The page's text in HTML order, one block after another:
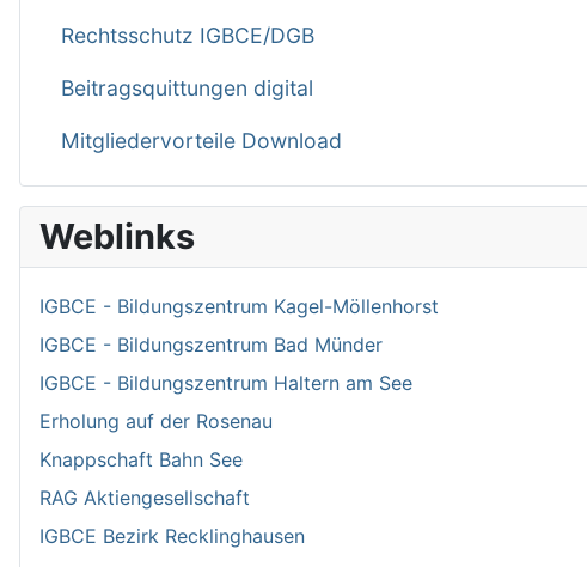
Rechtsschutz IGBCE/DGB
Beitragsquittungen digital
Mitgliedervorteile Download
Weblinks
IGBCE - Bildungszentrum Kagel-Möllenhorst
IGBCE - Bildungszentrum Bad Münder
IGBCE - Bildungszentrum Haltern am See
Erholung auf der Rosenau
Knappschaft Bahn See
RAG Aktiengesellschaft
IGBCE Bezirk Recklinghausen